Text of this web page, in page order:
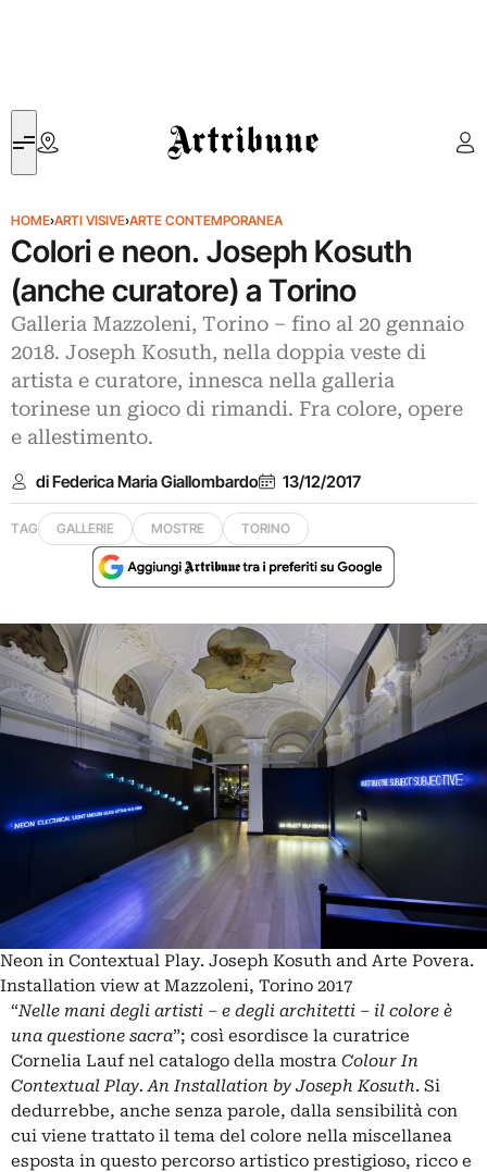
Artribune
HOME›ARTI VISIVE›ARTE CONTEMPORANEA
Colori e neon. Joseph Kosuth
(anche curatore) a Torino
Galleria Mazzoleni, Torino ‒ fino al 20 gennaio
2018. Joseph Kosuth, nella doppia veste di
artista e curatore, innesca nella galleria
torinese un gioco di rimandi. Fra colore, opere
e allestimento.
di Federica Maria Giallombardo 13/12/2017
TAG GALLERIE MOSTRE TORINO
Neon in Contextual Play. Joseph Kosuth and Arte Povera.
Installation view at Mazzoleni, Torino 2017
“Nelle mani degli artisti – e degli architetti – il colore è
una questione sacra”; così esordisce la curatrice
Cornelia Lauf nel catalogo della mostra Colour In
Contextual Play. An Installation by Joseph Kosuth. Si
dedurrebbe, anche senza parole, dalla sensibilità con
cui viene trattato il tema del colore nella miscellanea
esposta in questo percorso artistico prestigioso, ricco e